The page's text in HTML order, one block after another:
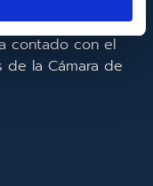
de
contado con el
de la Cámara de